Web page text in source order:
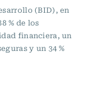
(BID), en
% de los
financiera, un
y un 34 %